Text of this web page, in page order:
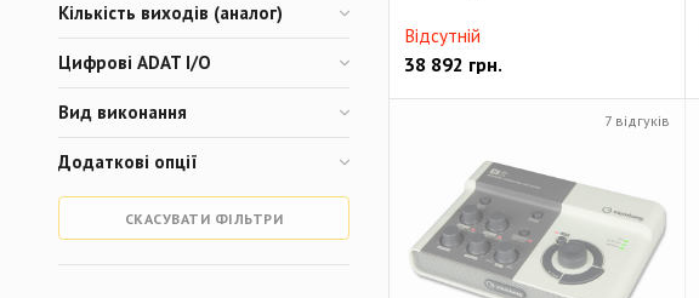
Відсутній
38 892 грн.
7 відгуків
Кількість виходів (аналог)
Цифрові ADAT I/O
Вид виконання
Додаткові опції
СКАСУВАТИ ФІЛЬТРИ